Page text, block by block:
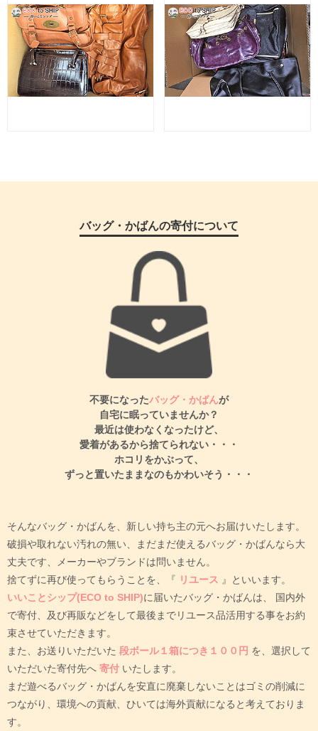
バッグ・かばんの寄付について
不要になったバッグ・かばんが
自宅に眠っていませんか？
最近は使わなくなったけど、
愛着があるから捨てられない・・・
ホコリをかぶって、
ずっと置いたままなのもかわいそう・・・
そんなバッグ・かばんを、新しい持ち主の元へお届けいたします。
破損や取れない汚れの無い、まだまだ使えるバッグ・かばんなら大
丈夫です、メーカーやブランドは問いません。
捨てずに再び使ってもらうことを、『 リユース 』といいます。
いいことシップ(ECO to SHIP)に届いたバッグ・かばんは、
国内外
で寄付、及び再販などをして最後までリユース品活用する事をお約
束させていただきます。
また、お送りいただいた 段ボール１箱につき１００円 を、選択して
いただいた寄付先へ 寄付 いたします。
まだ遊べるバッグ・かばんを安直に廃棄しないことはゴミの削減に
つながり、環境への貢献、ひいては海外貢献になると考えておりま
す。